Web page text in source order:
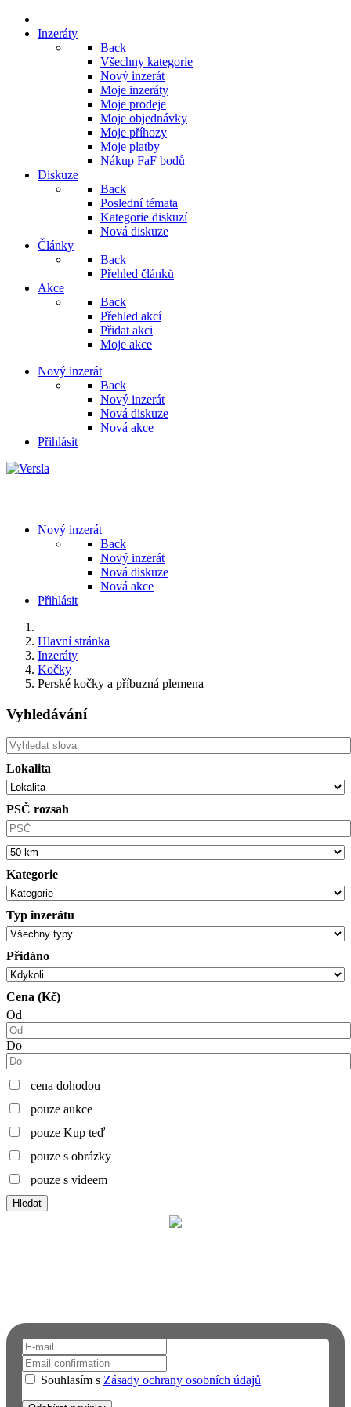
Inzeráty
Back
Všechny kategorie
Nový inzerát
Moje inzeráty
Moje prodeje
Moje objednávky
Moje příhozy
Moje platby
Nákup FaF bodů
Diskuze
Back
Poslední témata
Kategorie diskuzí
Nová diskuze
Články
Back
Přehled článků
Akce
Back
Přehled akcí
Přidat akci
Moje akce
Nový inzerát
Back
Nový inzerát
Nová diskuze
Nová akce
Přihlásit
Nový inzerát
Back
Nový inzerát
Nová diskuze
Nová akce
Přihlásit
Hlavní stránka
Inzeráty
Kočky
Perské kočky a příbuzná plemena
Vyhledávání
Lokalita
PSČ rozsah
Kategorie
Typ inzerátu
Přidáno
Cena (Kč)
Od
Do
cena dohodou
pouze aukce
pouze Kup teď
pouze s obrázky
pouze s videem
Hledat
Souhlasím s Zásady ochrany osobních údajů